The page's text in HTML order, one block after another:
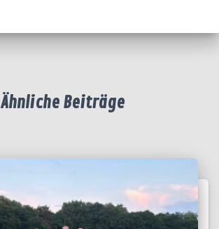
Ähnliche Beiträge